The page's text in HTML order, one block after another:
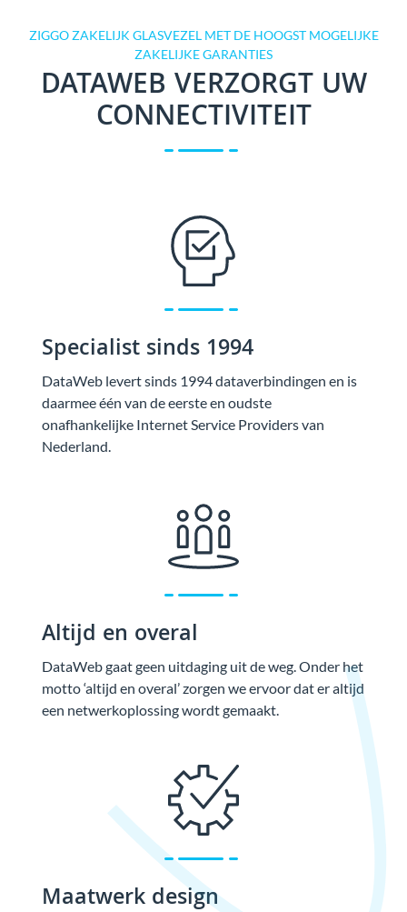
ZIGGO ZAKELIJK GLASVEZEL MET DE HOOGST MOGELIJKE
ZAKELIJKE GARANTIES
DATAWEB VERZORGT UW
CONNECTIVITEIT
Specialist sinds 1994
DataWeb levert sinds 1994 dataverbindingen en is
daarmee één van de eerste en oudste
onafhankelijke Internet Service Providers van
Nederland.
Altijd en overal
DataWeb gaat geen uitdaging uit de weg. Onder het
motto ‘altijd en overal’ zorgen we ervoor dat er altijd
een netwerkoplossing wordt gemaakt.
Maatwerk design